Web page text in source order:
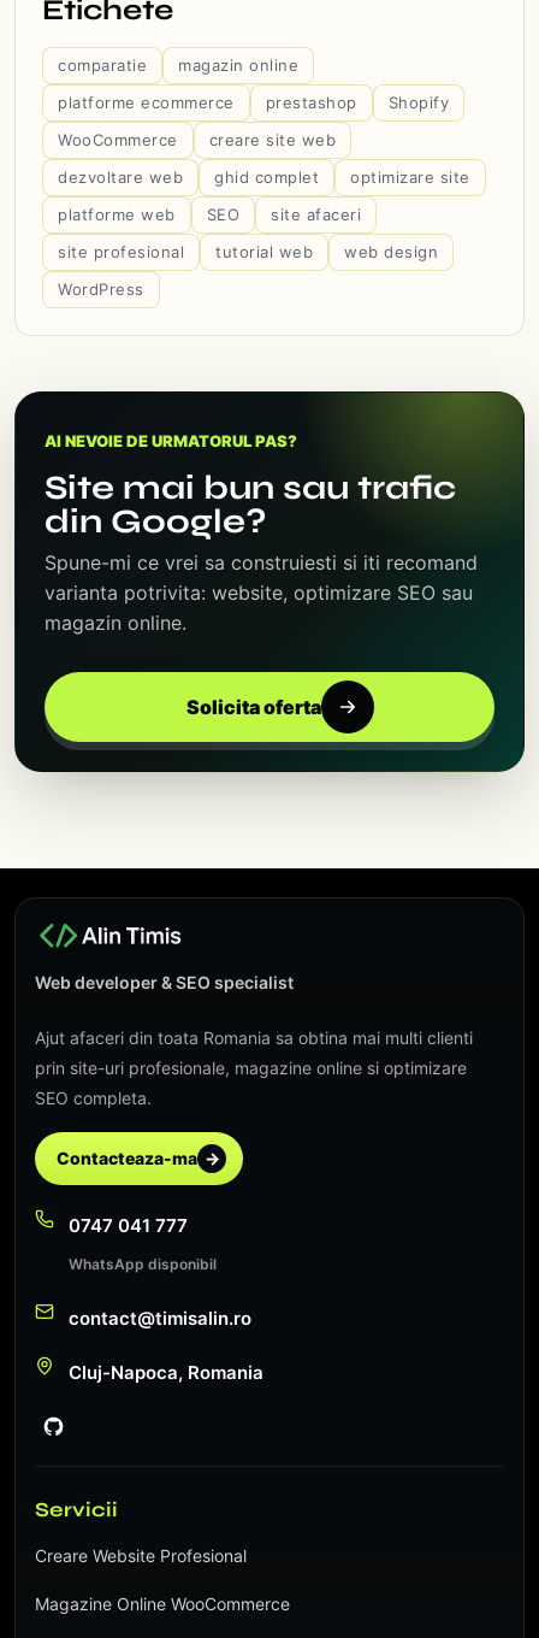
Etichete
comparatie
magazin online
platforme ecommerce
prestashop
Shopify
WooCommerce
creare site web
dezvoltare web
ghid complet
optimizare site
platforme web
SEO
site afaceri
site profesional
tutorial web
web design
WordPress
AI NEVOIE DE URMATORUL PAS?
Site mai bun sau trafic
din Google?
Spune-mi ce vrei sa construiesti si iti recomand
varianta potrivita: website, optimizare SEO sau
magazin online.
Solicita oferta
Web developer & SEO specialist
Ajut afaceri din toata Romania sa obtina mai multi clienti
prin site-uri profesionale, magazine online si optimizare
SEO completa.
Contacteaza-ma →
0747 041 777
WhatsApp disponibil
contact@timisalin.ro
Cluj-Napoca, Romania
Servicii
Creare Website Profesional
Magazine Online WooCommerce